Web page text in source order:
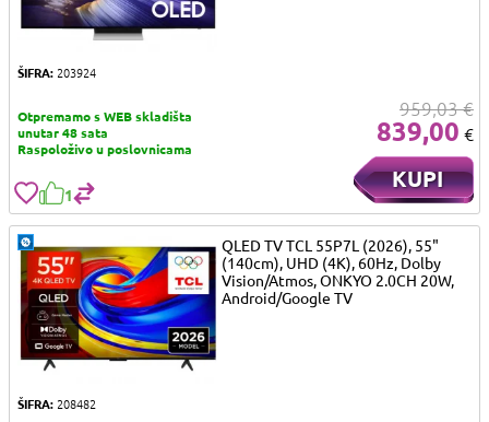
ŠIFRA: 203924
Otpremamo s WEB skladišta
unutar 48 sata
Raspoloživo u poslovnicama
959,03 €
839,00 €
KUPI
1
ŠIFRA: 208482
QLED TV TCL 55P7L (2026), 55"
(140cm), UHD (4K), 60Hz, Dolby
Vision/Atmos, ONKYO 2.0CH 20W,
Android/Google TV